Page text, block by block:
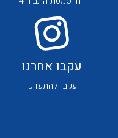
עקבו אחרנו
עקבו להתעדכן